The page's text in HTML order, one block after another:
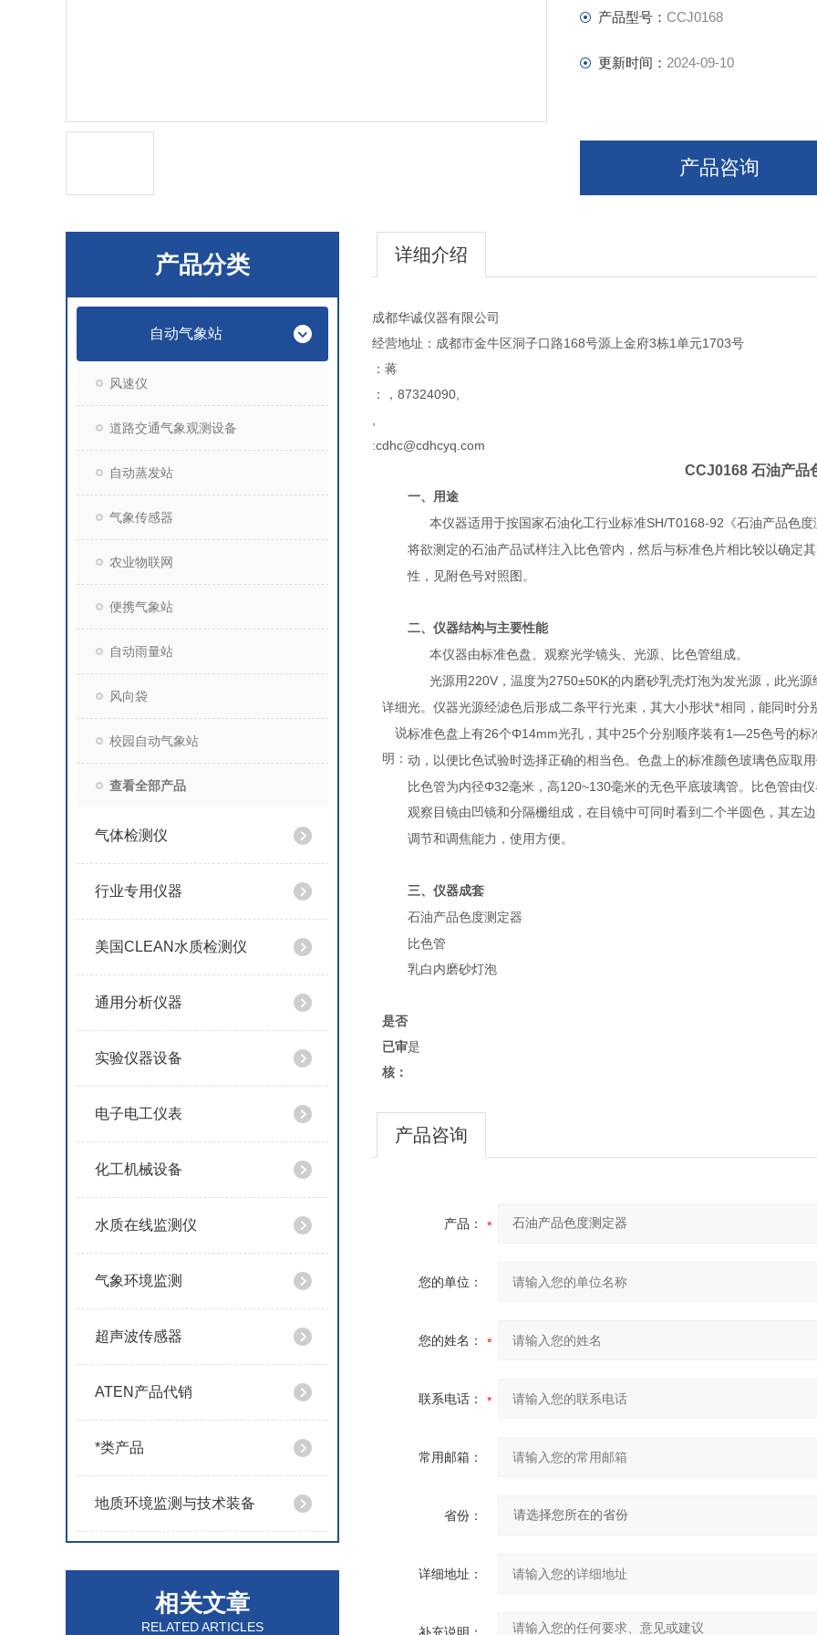
产品型号： CCJ0168
更新时间： 2024-09-10
产品咨询
产品分类
自动气象站
风速仪
道路交通气象观测设备
自动蒸发站
气象传感器
农业物联网
便携气象站
自动雨量站
风向袋
校园自动气象站
查看全部产品
气体检测仪
行业专用仪器
美国CLEAN水质检测仪
通用分析仪器
实验仪器设备
电子电工仪表
化工机械设备
水质在线监测仪
气象环境监测
超声波传感器
ATEN产品代销
*类产品
地质环境监测与技术装备
相关文章
RELATED ARTICLES
详细介绍
成都华诚仪器有限公司
经营地址：成都市金牛区洞子口路168号源上金府3栋1单元1703号
：蒋
：，87324090,
:cdhc@cdhcyq.com
详细
说
明：
CCJ0168 石油产品
一、用途
本仪器适用于按国家石油化工行业标准SH/T0168-92 《石油产品色
将欲测定的石油产品试样注入比色管内，然后与标准色片相比较以确定
性，见附色号对照图。
二、仪器结构与主要性能
本仪器由标准色盘、观察光学镜头、光源、比色管组成。
光源用 220V ，温度为2750±50K的内磨砂乳壳灯泡为发光源，此光
光。仪器光源经滤色后形成二条平行光束，其大小形状*相同，能同时分
标准色盘上有26个Φ14mm光孔，其中 25个分别顺序装有1—25色号的标
动，以便比色试验时选择正确的相当色。色盘上的标准颜色玻璃色应取
比色管为内径Φ32毫米，高120~130毫米的无色平底玻璃管。比色管由仪
观察目镜由凹镜和分隔栅组成，在目镜中可同时看到二个半圆色，其左
调节和调焦能力，使用方便。
三、仪器成套
石油产品色度测定器
比色管
乳白内磨砂灯泡
是否
已审
核：
是
产品咨询
产品：
您的单位：
您的姓名：
联系电话：
常用邮箱：
省份：
详细地址：